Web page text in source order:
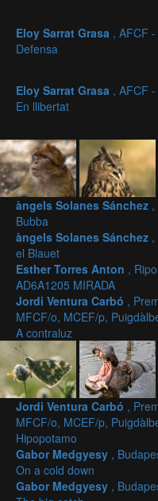
Eloy Sarrat Grasa , AFCF -
Defensa
Eloy Sarrat Grasa , AFCF -
En llibertat
àngels Solanes Sánchez ,
Bubba
àngels Solanes Sánchez ,
el Blauet
Esther Torres Anton ,
AD6A1205 MIRADA
Jordi Ventura Carbó ,
MFCF/o, MCEF/p,
A contraluz
Jordi Ventura Carbó ,
MFCF/o, MCEF/p,
Hipopotamo
Gabor Medgyesy ,
On a cold down
Gabor Medgyesy ,